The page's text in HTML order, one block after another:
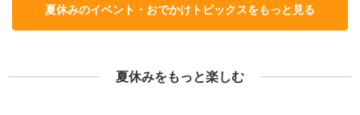
夏休みのイベント・おでかけトピックスをもっと見る
夏休みをもっと楽しむ